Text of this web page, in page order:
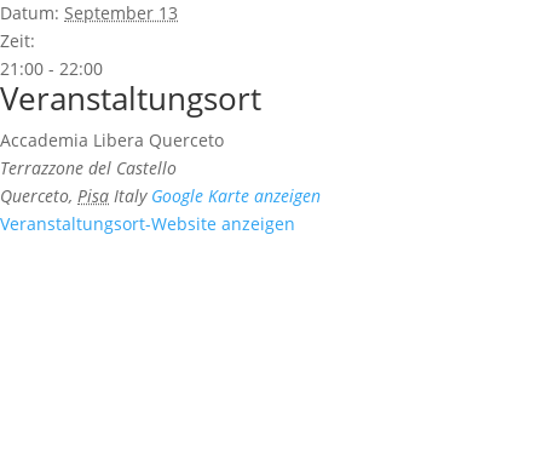
Datum: September 13
Zeit:
21:00 - 22:00
Veranstaltungsort
Accademia Libera Querceto
Terrazzone del Castello
Querceto, Pisa Italy Google Karte anzeigen
Veranstaltungsort-Website anzeigen